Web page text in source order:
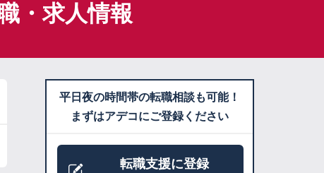
・求人情報
平日夜の時間帯の転職相談も可能！
まずはアデコにご登録ください
転職支援に登録